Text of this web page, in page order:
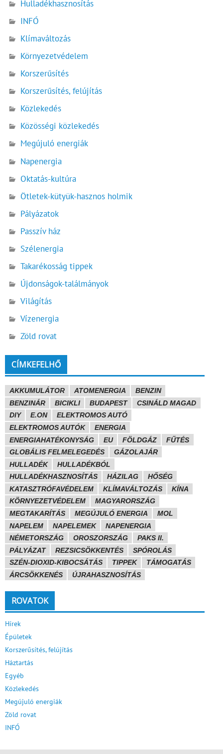
Hulladékhasznosítás
INFÓ
Klímaváltozás
Környezetvédelem
Korszerűsítés
Korszerűsítés, felújítás
Közlekedés
Közösségi közlekedés
Megújuló energiák
Napenergia
Oktatás-kultúra
Ötletek-kütyük-hasznos holmik
Pályázatok
Passzív ház
Szélenergia
Takarékosság tippek
Újdonságok-találmányok
Világítás
Vízenergia
Zöld rovat
CÍMKEFELHŐ
AKKUMULÁTOR ATOMENERGIA
BENZIN
BENZINÁR
BICIKLI BUDAPEST
CSINÁLD MAGAD
DIY
E.ON
ELEKTROMOS AUTÓ
ELEKTROMOS AUTÓK
ENERGIA
ENERGIAHATÉKONYSÁG
EU FÖLDGÁZ
FŰTÉS
GLOBÁLIS FELMELEGEDÉS
GÁZOLAJÁR
HULLADÉK
HULLADÉKBÓL
HULLADÉKHASZNOSÍTÁS
HÁZILAG
HŐSÉG
KATASZTRÓFAVÉDELEM
KLÍMAVÁLTOZÁS
KÍNA
KÖRNYEZETVÉDELEM
MAGYARORSZÁG
MEGTAKARÍTÁS
MEGÚJULÓ ENERGIA
MOL
NAPELEM
NAPELEMEK
NAPENERGIA
NÉMETORSZÁG
OROSZORSZÁG
PAKS II.
PÁLYÁZAT
REZSICSÖKKENTÉS
SPÓROLÁS
SZÉN-DIOXID-KIBOCSÁTÁS
TIPPEK
TÁMOGATÁS
ÁRCSÖKKENÉS
ÚJRAHASZNOSÍTÁS
ROVATOK
Hírek
Épületek
Korszerűsítés, felújítás
Háztartás
Egyéb
Közlekedés
Megújuló energiák
Zöld rovat
INFÓ